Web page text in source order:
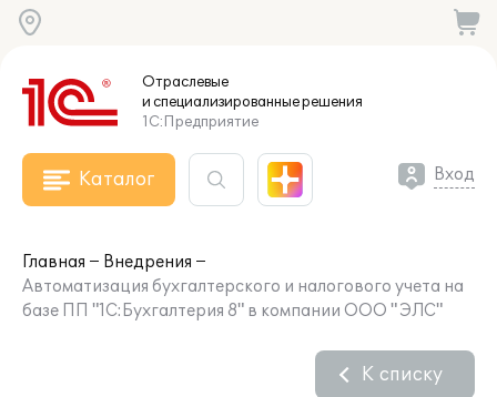
Отраслевые
и специализированныерешения
1С:Предприятие
Каталог Вход
Главная
Внедрения
Автоматизация бухгалтерского и налогового учета на
базе ПП "1С:Бухгалтерия 8" в компании ООО " ЭЛС"
К списку